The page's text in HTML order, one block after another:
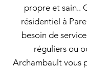
propre et sain..
résidentiel à
besoin de
réguliers ou
Archambault vous